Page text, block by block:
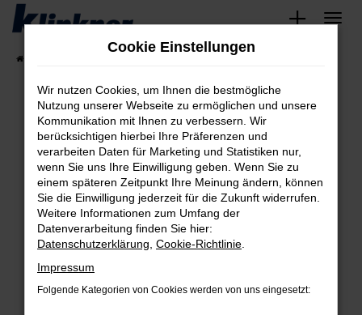
Zum
springen
Fehler: Network Error
Beim Laden ist ein Fehler aufgetreten.
Hier sind ein paar Tipps, die dir helfen können:
Überprüfe deine Firewall und deine
Internetverbindung.
Laden andere Webseiten, zum Beispiel deine
Suchmaschine?
Prüfe deine Browsererweiterungen.
Cookie Einstellungen
Wir nutzen Cookies, um Ihnen die bestmögliche
Nutzung unserer Webseite zu ermöglichen und unsere
Kommunikation mit Ihnen zu verbessern. Wir
berücksichtigen hierbei Ihre Präferenzen und
verarbeiten Daten für Marketing und Statistiken nur,
wenn Sie uns Ihre Einwilligung geben. Wenn Sie zu
einem späteren Zeitpunkt Ihre Meinung ändern, können
Sie die Einwilligung jederzeit für die Zukunft widerrufen.
Weitere Informationen zum Umfang der
Datenverarbeitung finden Sie hier:
Datenschutzerklärung Cookie-Richtlinie
Impressum
Folgende Kategorien von Cookies werden von uns eingesetzt: